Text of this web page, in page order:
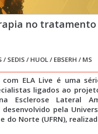
no tratamento
/ SEDIS / HUOL / EBSERH / MS
com ELA Live é uma
ligados ao
Esclerose Lateral
pela
do Norte (UFRN),